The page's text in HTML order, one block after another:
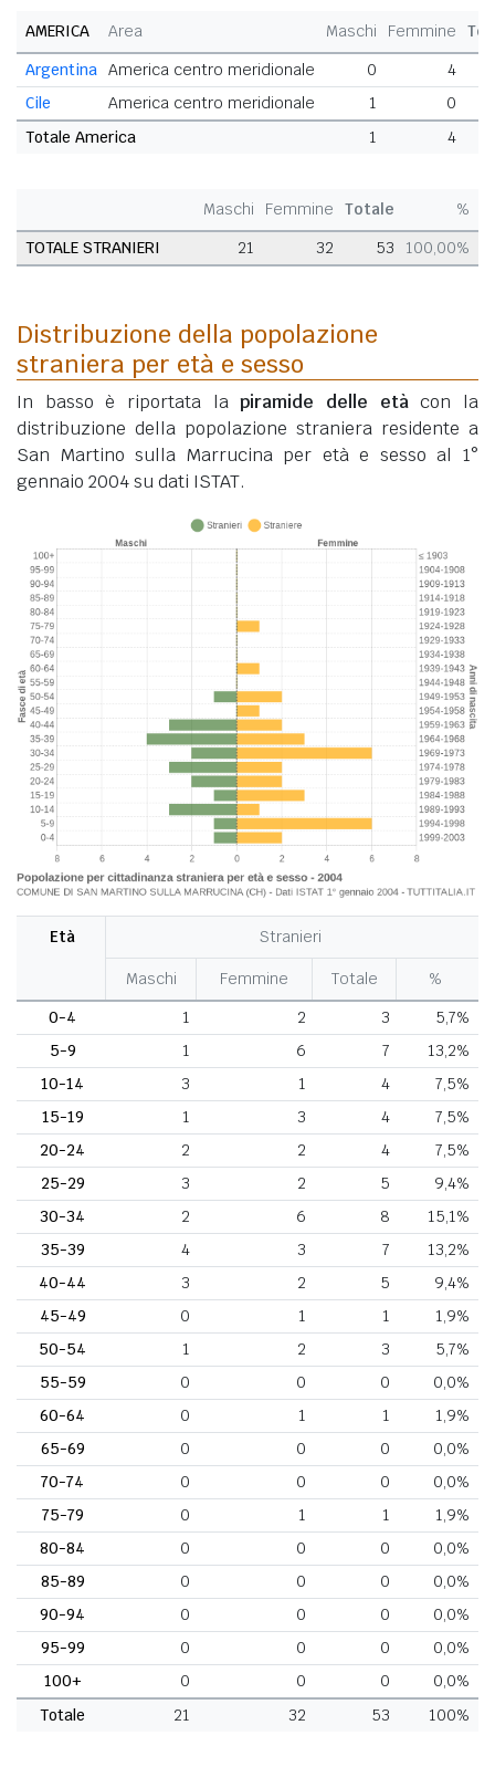
AMERICA Area Maschi Femmine
Argentina America centro meridionale 0
4
Cile
America centro meridionale 1
0
Totale America
1 4
Maschi Femmine Totale
%
TOTALE STRANIERI
21 32 53 100,00%
Distribuzione della popolazione
straniera per età e sesso
In basso è riportata lapiramide delle etàcon la
distribuzione della popolazione straniera residente a
San Martino sulla Marrucina per età e sesso al 1°
gennaio 2004 su dati ISTAT.
Età Stranieri
Maschi Femmine Totale
%
0-4
1 2 3
5,7%
5-9
1 6 7
13,2%
10-14
3 1 4
7,5%
15-19
1 3 4
7,5%
20-24
2 2 4
7,5%
25-29
3 2 5
9,4%
30-34
2 6 8
15,1%
35-39
4 3 7
13,2%
40-44
3 2 5
9,4%
45-49
0 1 1
1,9%
50-54
1 2 3
5,7%
55-59
0 0 0
0,0%
60-64
0 1 1
1,9%
65-69
0 0 0
0,0%
70-74
0 0 0
0,0%
75-79
0 1 1
1,9%
80-84
0 0 0
0,0%
85-89
0 0 0
0,0%
90-94
0 0 0
0,0%
95-99
0 0 0
0,0%
100+
0 0 0
0,0%
Totale
21 32 53 100%